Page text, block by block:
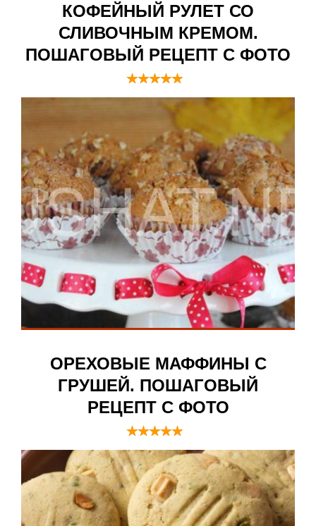
КОФЕЙНЫЙ РУЛЕТ СО
СЛИВОЧНЫМ КРЕМОМ.
ПОШАГОВЫЙ РЕЦЕПТ С ФОТО
ОРЕХОВЫЕ МАФФИНЫ С
ГРУШЕЙ. ПОШАГОВЫЙ
РЕЦЕПТ С ФОТО